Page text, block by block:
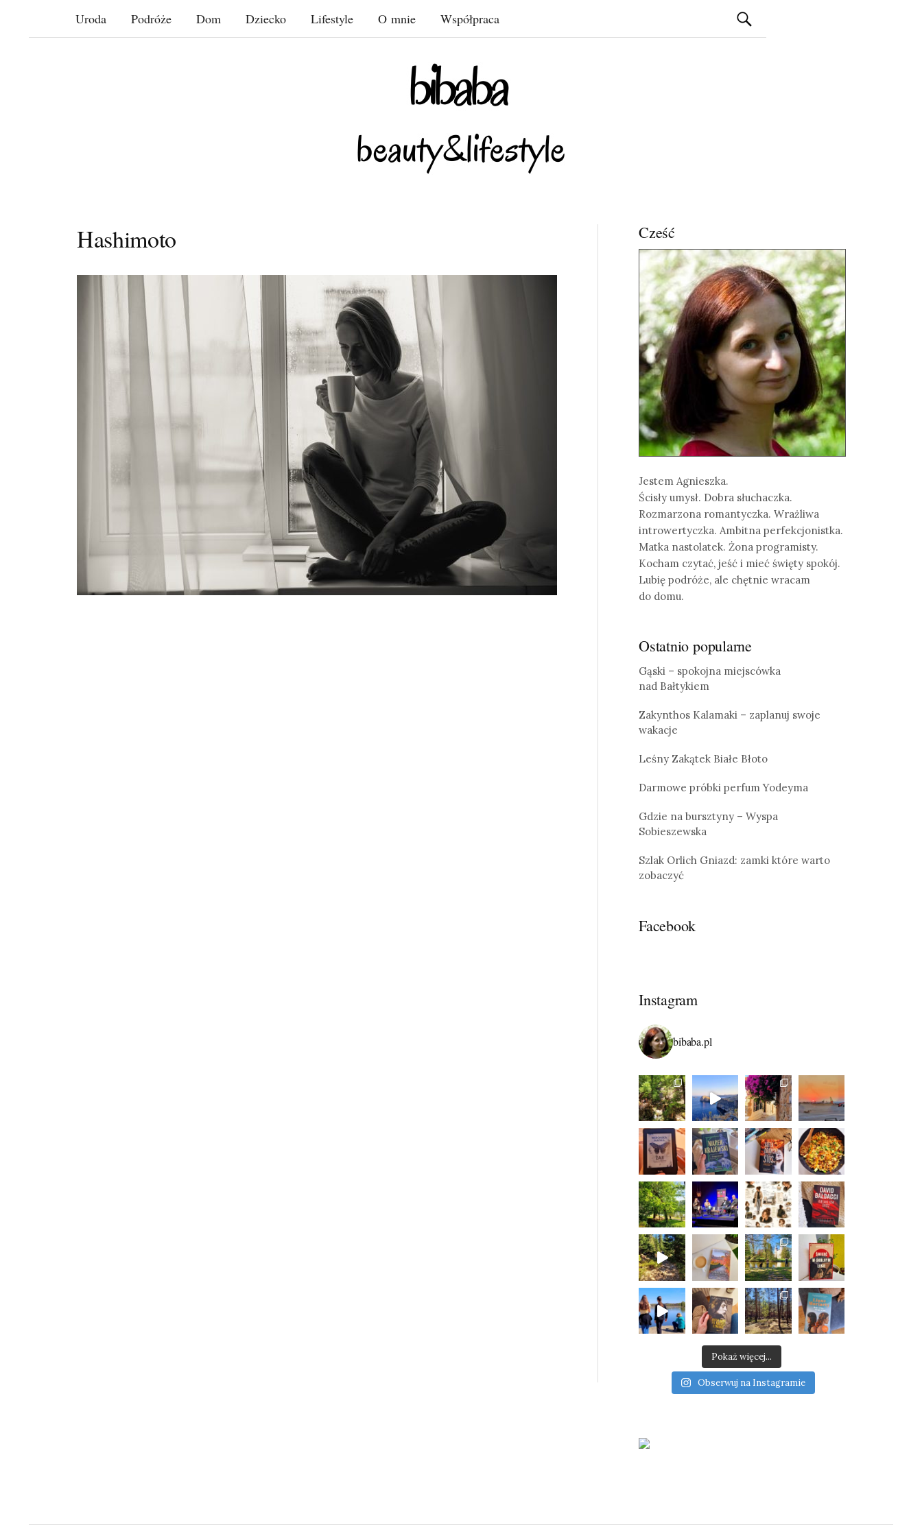
Uroda Podróże Dom Dziecko Lifestyle O mnie Współpraca Szukaj:
Hashimoto Cześć
Jestem Agnieszka.
Ścisły umysł. Dobra słuchaczka.
Rozmarzona romantyczka. Wrażliwa
introwertyczka. Ambitna perfekcjonistka.
Matka nastolatek. Żona programisty.
Kocham czytać, jeść i mieć święty spokój.
Lubię podróże, ale chętnie wracam
do domu.
Ostatnio popularne
Gąski – spokojna miejscówka
nad Bałtykiem
Zakynthos Kalamaki – zaplanuj swoje
wakacje
Leśny Zakątek Białe Błoto
Darmowe próbki perfum Yodeyma
Gdzie na bursztyny – Wyspa
Sobieszewska
Szlak Orlich Gniazd: zamki które warto
zobaczyć
Facebook
Instagram
bibaba.pl
Pokaż więcej...
Obserwuj na Instagramie